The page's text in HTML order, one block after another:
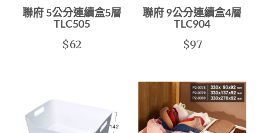
聯府 5公分連續盒5層
TLC505
$62
聯府 9公分連續盒4層
TLC904
$97